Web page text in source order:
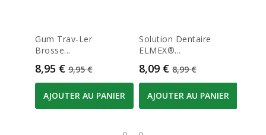
Gum Trav-Ler
Brosse...
Prix
8,95 € Prix de base
9,95 €
AJOUTER AU PANIER
Solution Dentaire
ELMEX®...
Prix
8,09 € Prix de base
8,99 €
AJOUTER AU PANIER